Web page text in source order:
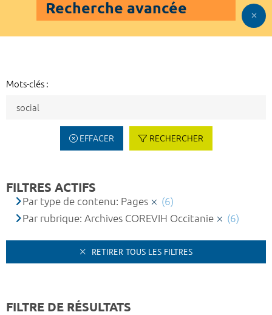
Recherche avancée
Mots-clés :
EFFACER RECHERCHER
FILTRES ACTIFS
Par type de contenu: Pages
(6)
Par rubrique: Archives COREVIH Occitanie
(6)
RETIRER TOUS LES FILTRES
FILTRE DE RÉSULTATS